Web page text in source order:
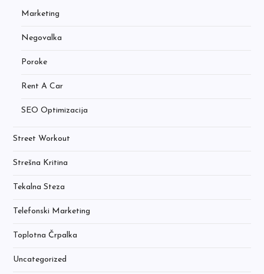
Marketing
Negovalka
Poroke
Rent A Car
SEO Optimizacija
Street Workout
Strešna Kritina
Tekalna Steza
Telefonski Marketing
Toplotna Črpalka
Uncategorized